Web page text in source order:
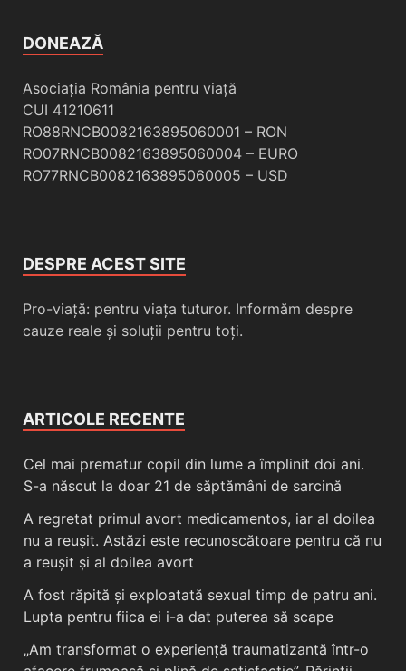
DONEAZĂ
Asociația România pentru viață
CUI 41210611
RO88RNCB0082163895060001 – RON
RO07RNCB0082163895060004 – EURO
RO77RNCB0082163895060005 – USD
DESPRE ACEST SITE
Pro-viață: pentru viața tuturor. Informăm despre
cauze reale și soluții pentru toți.
ARTICOLE RECENTE
Cel mai prematur copil din lume a împlinit doi ani.
S-a născut la doar 21 de săptămâni de sarcină
A regretat primul avort medicamentos, iar al doilea
nu a reușit. Astăzi este recunoscătoare pentru că nu
a reușit și al doilea avort
A fost răpită și exploatată sexual timp de patru ani.
Lupta pentru fiica ei i-a dat puterea să scape
„Am transformat o experiență traumatizantă într-o